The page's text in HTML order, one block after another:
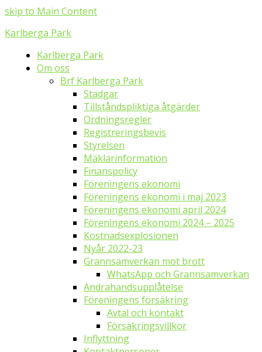
skip to Main Content
Karlberga Park
Karlberga Park
Om oss
Brf Karlberga Park
Stadgar
Tillståndspliktiga åtgärder
Ordningsregler
Registreringsbevis
Styrelsen
Mäklarinformation
Finanspolicy
Föreningens ekonomi
Föreningens ekonomi i maj 2023
Föreningens ekonomi april 2024
Föreningens ekonomi 2024 – 2025
Kostnadsexplosionen
Nyår 2022-23
Grannsamverkan mot brott
WhatsApp och Grannsamverkan
Andrahandsupplåtelse
Föreningens försäkring
Avtal och kontakt
Försäkringsvillkor
Inflyttning